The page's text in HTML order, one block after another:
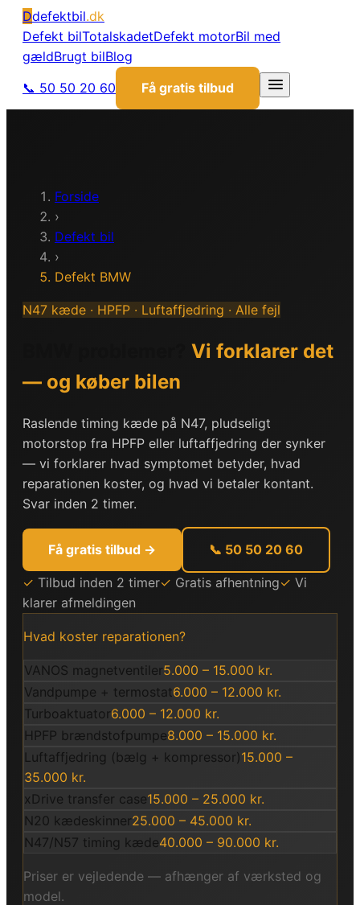
Ddefektbil.dk
Defekt bilTotalskadetDefekt motorBil med
gældBrugt bilBlog
📞 50 50 20 60
Få gratis tilbud
Forside
›
Defekt bil
›
Defekt BMW
N47 kæde · HPFP · Luftaffjedring · Alle fejl
Vi forklarer det
— og køber bilen
Raslende timing kæde på N47, pludseligt
motorstop fra HPFP eller luftaffjedring der synker
— vi forklarer hvad symptomet betyder, hvad
reparationen koster, og hvad vi betaler kontant.
Svar inden 2 timer.
Få gratis tilbud → 📞 50 50 20 60
✓ Tilbud inden 2 timer✓ Gratis afhentning✓ Vi
klarer afmeldingen
Hvad koster reparationen?
VANOS magnetventiler5.000 – 15.000 kr.
Vandpumpe + termostat6.000 – 12.000 kr.
Turboaktuator6.000 – 12.000 kr.
HPFP brændstofpumpe8.000 – 15.000 kr.
Luftaffjedring (bælg + kompressor)15.000 –
35.000 kr.
xDrive transfer case15.000 – 25.000 kr.
N20 kædeskinner25.000 – 45.000 kr.
N47/N57 timing kæde40.000 – 90.000 kr.
Priser er vejledende — afhænger af værksted og
model.